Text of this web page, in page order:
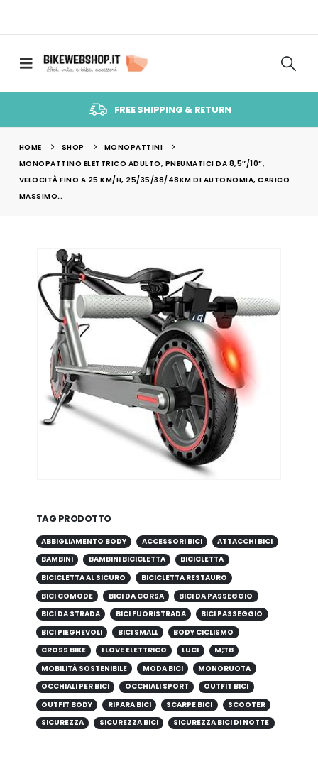
FREE SHIPPING & RETURN
HOME SHOP
MONOPATTINI
MONOPATTINO ELETTRICO ADULTO, PNEUMATICI DA 8,5″/10”,
VELOCITÀ FINO A 25 KM/H, 25/35/38/48KM DI AUTONOMIA, CARICO
MASSIMO…
TAG PRODOTTO
ABBIGLIAMENTO BODY ACCESSORI BICI
ATTACCHI BICI
BAMBINI
BAMBINI BICICLETTA
BICICLETTA
BICICLETTA AL SICURO
BICICLETTA RESTAURO
BICI COMODE
BICI DA CORSA
BICI DA PASSEGGIO
BICI DA STRADA
BICI FUORISTRADA
BICI PASSEGGIO
BICI PIEGHEVOLI
BICI SMALL
BODY CICLISMO
CROSS BIKE
I LOVE ELETTRICO LUCI
M;TB
MOBILITÀ SOSTENIBILE
MODA BICI
MONORUOTA
OCCHIALI PER BICI
OCCHIALI SPORT
OUTFIT BICI
OUTFIT BODY
RIPARA BICI SCARPE BICI
SCOOTER
SICUREZZA
SICUREZZA BICI SICUREZZA BICI DI NOTTE